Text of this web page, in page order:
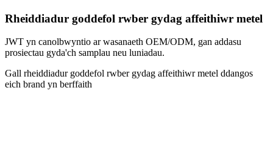
Rheiddiadur goddefol rwber gydag affeithiwr metel
JWT yn canolbwyntio ar wasanaeth OEM/ODM, gan addasu
prosiectau gyda'ch samplau neu luniadau.
Gall rheiddiadur goddefol rwber gydag affeithiwr metel ddangos
eich brand yn berffaith